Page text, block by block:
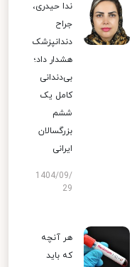
ندا حیدری،
جراح
دندانپزشک
هشدار داد؛
بی‌دندانی
کامل یک
ششم
بزرگسالان
ایرانی
1404/09/
29
هر آنچه
که باید